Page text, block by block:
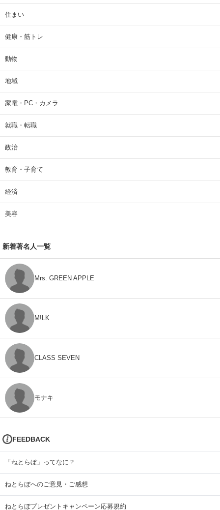
住まい
健康・筋トレ
動物
地域
家電・PC・カメラ
就職・転職
政治
教育・子育て
経済
美容
新着著名人一覧
Mrs. GREEN APPLE
M!LK
CLASS SEVEN
モナキ
FEEDBACK
「ねとらぼ」ってなに？
ねとらぼへのご意見・ご感想
ねとらぼプレゼントキャンペーン応募規約